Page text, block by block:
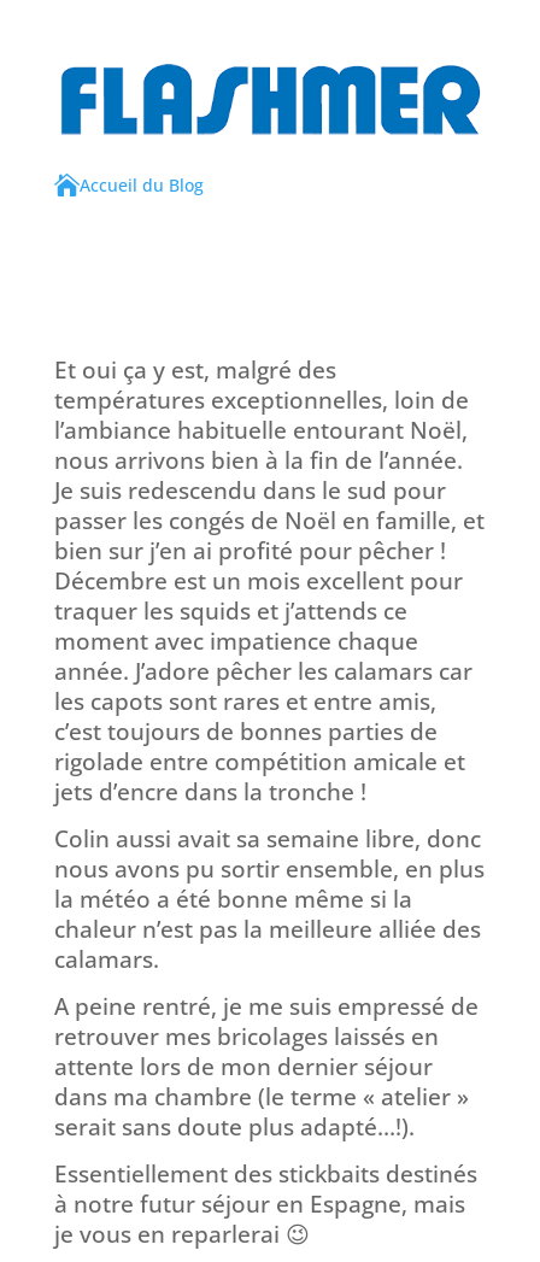
Accueil du Blog
Et oui ça y est, malgré des
températures exceptionnelles, loin de
l’ambiance habituelle entourant Noël,
nous arrivons bien à la fin de l’année.
Je suis redescendu dans le sud pour
passer les congés de Noël en famille, et
bien sur j’en ai profité pour pêcher !
Décembre est un mois excellent pour
traquer les squids et j’attends ce
moment avec impatience chaque
année. J’adore pêcher les calamars car
les capots sont rares et entre amis,
c’est toujours de bonnes parties de
rigolade entre compétition amicale et
jets d’encre dans la tronche !
Colin aussi avait sa semaine libre, donc
nous avons pu sortir ensemble, en plus
la météo a été bonne même si la
chaleur n’est pas la meilleure alliée des
calamars.
A peine rentré, je me suis empressé de
retrouver mes bricolages laissés en
attente lors de mon dernier séjour
dans ma chambre (le terme « atelier »
serait sans doute plus adapté…!).
Essentiellement des stickbaits destinés
à notre futur séjour en Espagne, mais
je vous en reparlerai 😉